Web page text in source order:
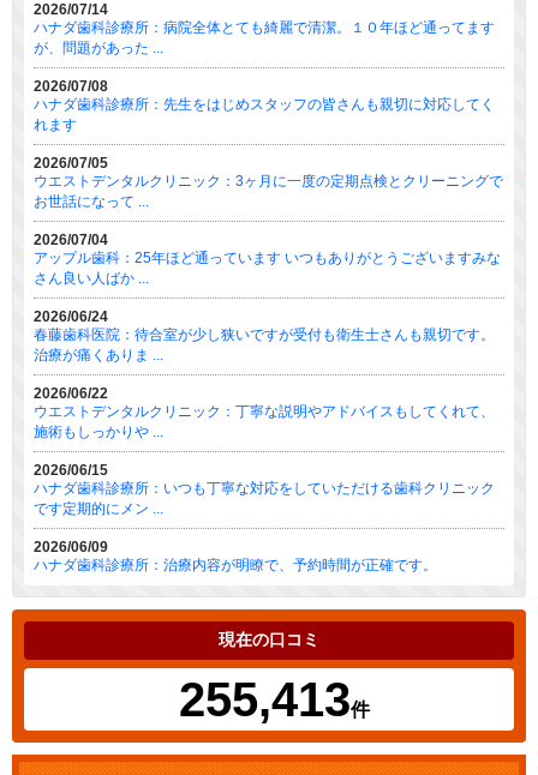
2026/07/14
ハナダ歯科診療所：病院全体とても綺麗で清潔。１０年ほど通ってます
が、問題があった ...
2026/07/08
ハナダ歯科診療所：先生をはじめスタッフの皆さんも親切に対応してく
れます
2026/07/05
ウエストデンタルクリニック：3ヶ月に一度の定期点検とクリーニングで
お世話になって ...
2026/07/04
アップル歯科：25年ほど通っています いつもありがとうございますみな
さん良い人ばか ...
2026/06/24
春藤歯科医院：待合室が少し狭いですが受付も衛生士さんも親切です。
治療が痛くありま ...
2026/06/22
ウエストデンタルクリニック：丁寧な説明やアドバイスもしてくれて、
施術もしっかりや ...
2026/06/15
ハナダ歯科診療所：いつも丁寧な対応をしていただける歯科クリニック
です定期的にメン ...
2026/06/09
ハナダ歯科診療所：治療内容が明瞭で、予約時間が正確です。
現在の口コミ
255,413件